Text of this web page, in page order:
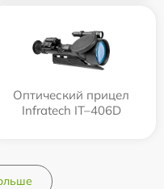
Оптический прицел
Infratech IT–406D